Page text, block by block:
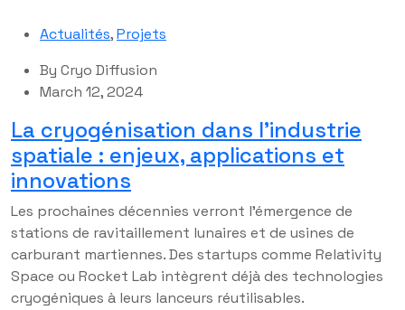
Actualités,Projets
By Cryo Diffusion
March 12, 2024
La cryogénisation dans l’industrie
spatiale : enjeux, applications et
innovations
Les prochaines décennies verront l’émergence de
stations de ravitaillement lunaires et de usines de
carburant martiennes. Des startups comme Relativity
Space ou Rocket Lab intègrent déjà des technologies
cryogéniques à leurs lanceurs réutilisables.